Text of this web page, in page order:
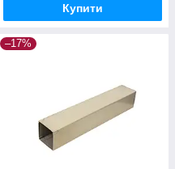
Купити
–17%